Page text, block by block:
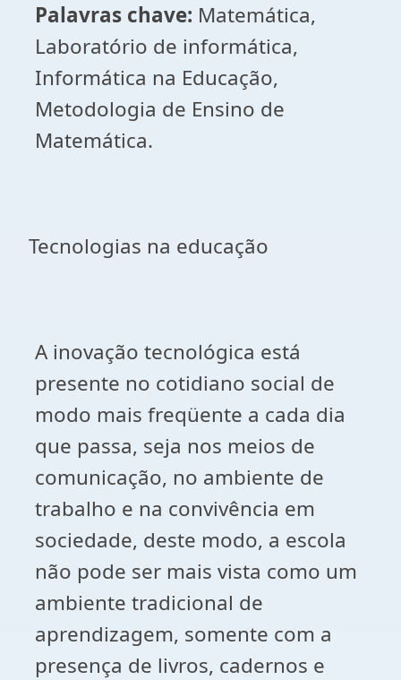
Palavras chave: Matemática,
Laboratório de informática,
Informática na Educação,
Metodologia de Ensino de
Matemática.
Tecnologias na educação
A inovação tecnológica está
presente no cotidiano social de
modo mais freqüente a cada dia
que passa, seja nos meios de
comunicação, no ambiente de
trabalho e na convivência em
sociedade, deste modo, a escola
não pode ser mais vista como um
ambiente tradicional de
aprendizagem, somente com a
presença de livros, cadernos e